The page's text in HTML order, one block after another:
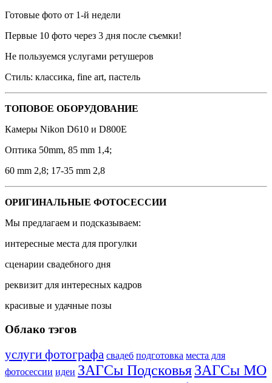
Готовые фото от 1-й недели
Первые 10 фото через 3 дня после съемки!
Не пользуемся услугами ретушеров
Стиль: классика, fine art, пастель
ТОПОВОЕ ОБОРУДОВАНИЕ
Камеры Nikon D610 и D800E
Оптика 50mm, 85 mm 1,4;
60 mm 2,8; 17-35 mm 2,8
ОРИГИНАЛЬНЫЕ ФОТОСЕССИИ
Мы предлагаем и подсказываем:
интересные места для прогулки
сценарии свадебного дня
реквизит для интересных кадров
красивые и удачные позы
Облако тэгов
услуги фотографа свадеб подготовка места для
фотосессии идеи ЗАГСы ПодсковьяЗАГСы МО